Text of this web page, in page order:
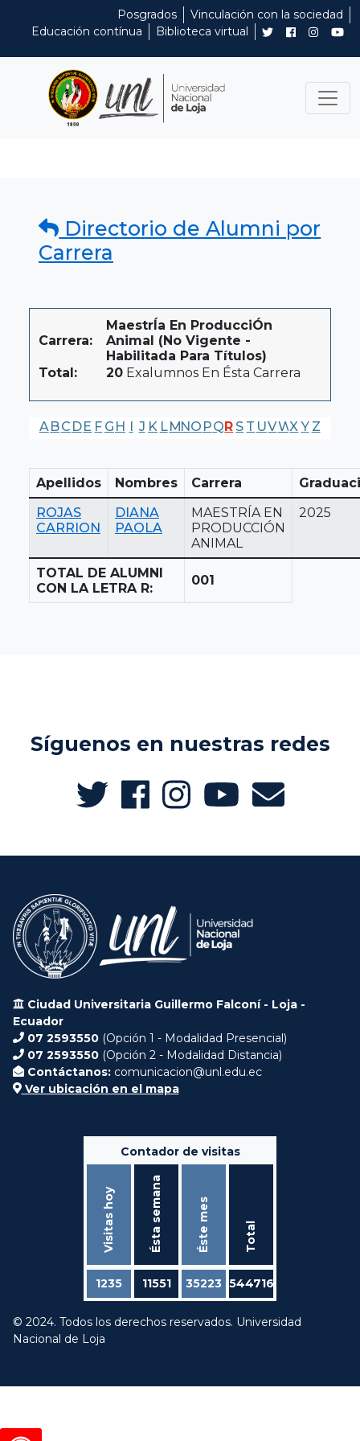
Posgrados
Vinculación con la sociedad
Educación contínua
Biblioteca virtual
Directorio de Alumni por
Carrera
Carrera:
MaestrÍa En ProducciÓn
Animal (No Vigente -
Habilitada Para Títulos)
Total:
20 Exalumnos En Ésta Carrera
A BC DE F G H I J K LMNO PQR S T UVWX Y Z
Apellidos Nombres Carrera
ROJAS
CARRION
DIANA
PAOLA
MAESTRÍA EN
PRODUCCIÓN
ANIMAL
2025
TOTAL DE ALUMNI
CON LA LETRA R:
001
Síguenos en nuestras redes
Ciudad Universitaria Guillermo Falconí - Loja -
Ecuador
07 2593550 (Opción 1 - Modalidad Presencial)
07 2593550 (Opción 2 - Modalidad Distancia)
Contáctanos: comunicacion@unl.edu.ec
Ver ubicación en el mapa
Contador de visitas
Visitas hoy Ésta semana Éste mes Total
1235 11551 35223 544716
© 2024. Todos los derechos reservados. Universidad
Nacional de Loja